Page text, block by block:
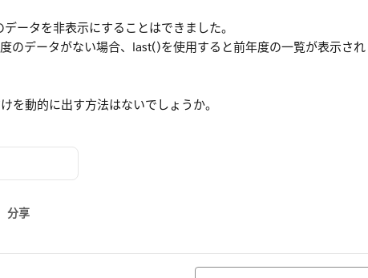
ータを非表示にすることはできました。
のデータがない場合、last()を使用すると前年度の一覧が表示され
を動的に出す方法はないでしょうか。​
分享